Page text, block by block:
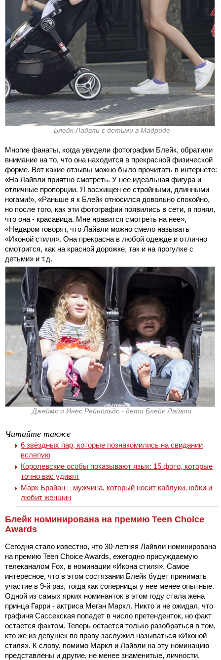
Блейк Лайвли с детьми в Мадриде
Многие фанаты, когда увидели фотографии Блейк, обратили
внимание на то, что она находится в прекрасной физической
форме. Вот какие отзывы можно было прочитать в интернете:
«На Лайвли приятно смотреть. У нее идеальная фигура и
отличные пропорции. Я восхищен ее стройными, длинными
ногами!», «Раньше я к Блейк относился довольно спокойно,
но после того, как эти фотографии появились в сети, я понял,
что она - красавица. Мне нравится смотреть на нее»,
«Недаром говорят, что Лайвли можно смело называть
«Иконой стиля». Она прекрасна в любой одежде и отлично
смотрится, как на красной дорожке, так и на прогулке с
детьми» и т.д.
Джеймс и Инес Рейнольдс - дети Блейк Лайвли
Читайте также
6 звёздных пар, которые познакомились на свидании
вслепую
Королевские особы показывают язык: 15 фото, которые
точно вас удивят
Марк Брайан – мужчина, который носит каблуки, юбки и
любит женщин
Блейк номинирована на премию Teen Choice
Awards
Сегодня стало известно, что 30-летняя Лайвли номинирована
на премию Teen Choice Awards, ежегодно присуждаемую
телеканалом Fox, в номинации «Икона стиля». Самое
интересное, что в этом состязании Блейк будет принимать
участие в 9-й раз, тогда как соперницы у нее менее опытные.
Одной из самых ярких номинанток в этом году стала жена
принца Гарри - актриса Меган Маркл. Никто и не ожидал, что
графиня Сассекская попадет в число претенденток, но факт
остается фактом. Теперь остается только разобраться в том,
кто же из девушек по праву заслужил называться «Иконой
стиля». К слову, помимо Маркл и Лайвли на эту номинацию
представлены и другие, не менее знаменитые, личности.